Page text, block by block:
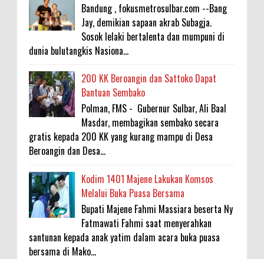
Bandung , fokusmetrosulbar.com --Bang
Jay, demikian sapaan akrab Subagja.
Sosok lelaki bertalenta dan mumpuni di
dunia bulutangkis Nasiona...
200 KK Beroangin dan Sattoko Dapat
Bantuan Sembako
Polman, FMS - Gubernur Sulbar, Ali Baal
Masdar, membagikan sembako secara
gratis kepada 200 KK yang kurang mampu di Desa
Beroangin dan Desa...
Kodim 1401 Majene Lakukan Komsos
Melalui Buka Puasa Bersama
Bupati Majene Fahmi Massiara beserta Ny
Fatmawati Fahmi saat menyerahkan
santunan kepada anak yatim dalam acara buka puasa
bersama di Mako...